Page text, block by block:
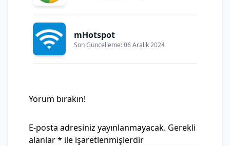
mHotspot
Son Güncelleme: 06 Aralık 2024
Yorum bırakın!
E-posta adresiniz yayınlanmayacak. Gerekli
alanlar* ile işaretlenmişlerdir